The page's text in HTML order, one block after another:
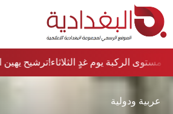
ترشيح يهين العقل والاخلاق والدولة…؟!مستوى الركبة يوم غدٍ الثلاثاء
عربية ودولية